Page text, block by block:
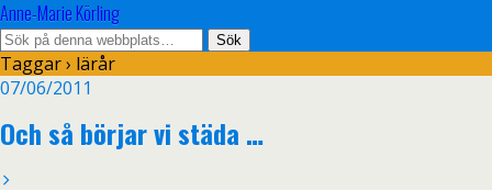
Anne-Marie Körling
Taggar › lärår
07/06/2011
Och så börjar vi städa …